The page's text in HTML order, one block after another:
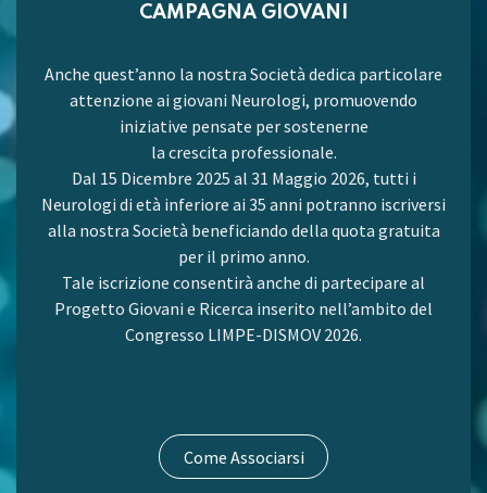
CAMPAGNA GIOVANI
Anche quest’anno la nostra Società dedica particolare
attenzione ai giovani Neurologi, promuovendo
iniziative pensate per sostenerne
la crescita professionale.
Dal 15 Dicembre 2025 al 31 Maggio 2026, tutti i
Neurologi di età inferiore ai 35 anni potranno iscriversi
alla nostra Società beneficiando della quota gratuita
per il primo anno.
Tale iscrizione consentirà anche di partecipare al
Progetto Giovani e Ricerca inserito nell’ambito del
Congresso LIMPE-DISMOV 2026.
Come Associarsi